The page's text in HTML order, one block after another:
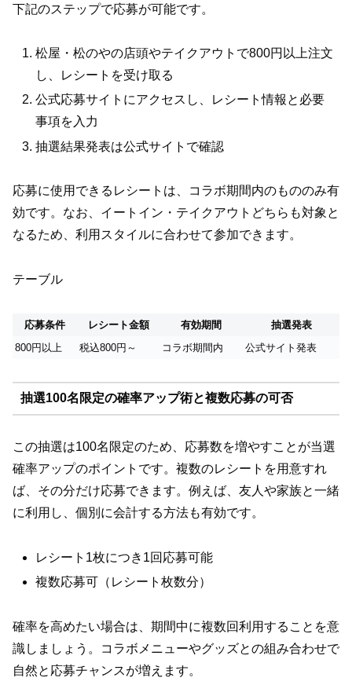
下記のステップで応募が可能です。
松屋・松のやの店頭やテイクアウトで800円以上注文
し、レシートを受け取る
公式応募サイトにアクセスし、レシート情報と必要
事項を入力
抽選結果発表は公式サイトで確認
応募に使用できるレシートは、コラボ期間内のもののみ有
効です。なお、イートイン・テイクアウトどちらも対象と
なるため、利用スタイルに合わせて参加できます。
テーブル
応募条件 レシート金額 有効期間
抽選発表
800円以上
税込800円～ コラボ期間内 公式サイト発表
抽選100名限定の確率アップ術と複数応募の可否
この抽選は100名限定のため、応募数を増やすことが当選
確率アップのポイントです。複数のレシートを用意すれ
ば、その分だけ応募できます。例えば、友人や家族と一緒
に利用し、個別に会計する方法も有効です。
レシート1枚につき1回応募可能
複数応募可（レシート枚数分）
確率を高めたい場合は、期間中に複数回利用することを意
識しましょう。コラボメニューやグッズとの組み合わせで
自然と応募チャンスが増えます。